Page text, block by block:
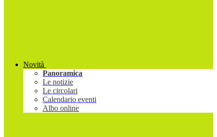
Novità
Panoramica
Le notizie
Le circolari
Calendario eventi
Albo online